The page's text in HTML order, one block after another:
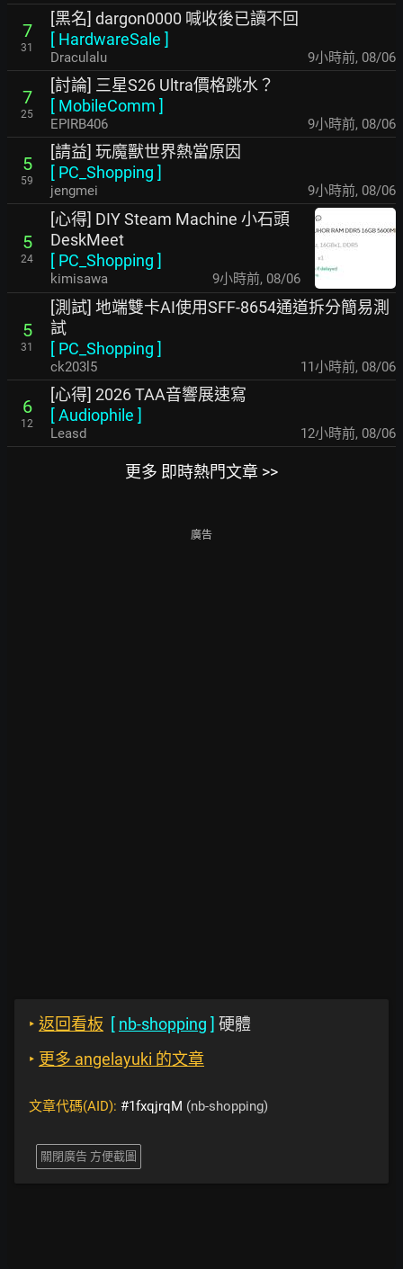
7
31
[黑名] dargon0000 喊收後已讀不回
[ HardwareSale ]
Draculalu 9小時前, 08/06
7
25
[討論] 三星S26 Ultra價格跳水？
[ MobileComm ]
EPIRB406 9小時前, 08/06
5
59
[請益] 玩魔獸世界熱當原因
[ PC_Shopping ]
jengmei 9小時前, 08/06
5
24
[心得] DIY Steam Machine 小石頭
DeskMeet
[ PC_Shopping ]
kimisawa 9小時前, 08/06
5
31
[測試] 地端雙卡AI使用SFF-8654通道拆分簡易測
試
[ PC_Shopping ]
ck203l5 11小時前, 08/06
6
12
[心得] 2026 TAA音響展速寫
[Audiophile ]
Leasd 12小時前, 08/06
更多 即時熱門文章 >>
廣告
‣ 返回看板 [ nb-shopping ] 硬體
‣ 更多 angelayuki 的文章
文章代碼(AID): #1fxqjrqM (nb-shopping)
關閉廣告 方便截圖